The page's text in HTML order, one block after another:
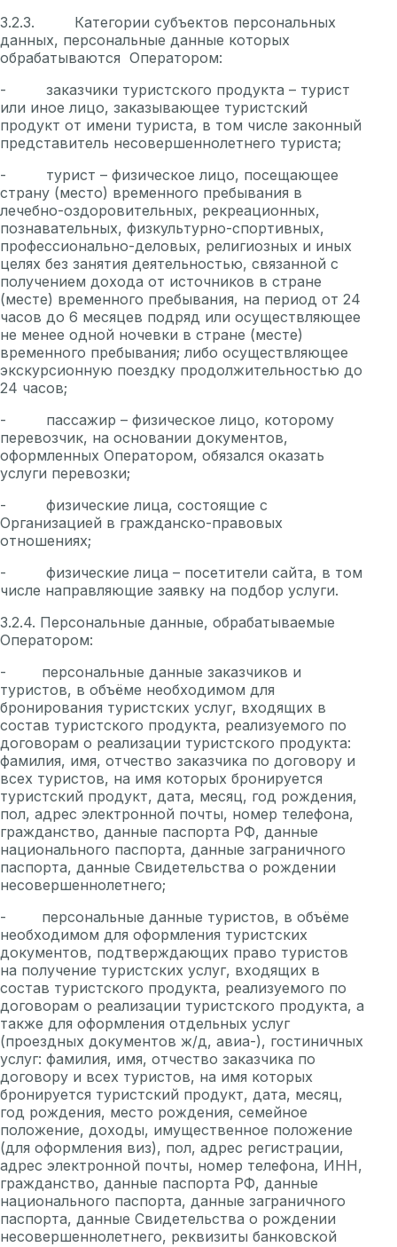
3.2.3. Категории субъектов персональных
данных, персональные данные которых
обрабатываются Оператором:
- заказчики туристского продукта – турист
или иное лицо, заказывающее туристский
продукт от имени туриста, в том числе законный
представитель несовершеннолетнего туриста;
- турист – физическое лицо, посещающее
страну (место) временного пребывания в
лечебно-оздоровительных, рекреационных,
познавательных, физкультурно-спортивных,
профессионально-деловых, религиозных и иных
целях без занятия деятельностью, связанной с
получением дохода от источников в стране
(месте) временного пребывания, на период от 24
часов до 6 месяцев подряд или осуществляющее
не менее одной ночевки в стране (месте)
временного пребывания; либо осуществляющее
экскурсионную поездку продолжительностью до
24 часов;
- пассажир – физическое лицо, которому
перевозчик, на основании документов,
оформленных Оператором, обязался оказать
услуги перевозки;
- физические лица, состоящие с
Организацией в гражданско-правовых
отношениях;
- физические лица – посетители сайта, в том
числе направляющие заявку на подбор услуги.
3.2.4. Персональные данные, обрабатываемые
Оператором:
- персональные данные заказчиков и
туристов, в объёме необходимом для
бронирования туристских услуг, входящих в
состав туристского продукта, реализуемого по
договорам о реализации туристского продукта:
фамилия, имя, отчество заказчика по договору и
всех туристов, на имя которых бронируется
туристский продукт, дата, месяц, год рождения,
пол, адрес электронной почты, номер телефона,
гражданство, данные паспорта РФ, данные
национального паспорта, данные заграничного
паспорта, данные Свидетельства о рождении
несовершеннолетнего;
- персональные данные туристов, в объёме
необходимом для оформления туристских
документов, подтверждающих право туристов
на получение туристских услуг, входящих в
состав туристского продукта, реализуемого по
договорам о реализации туристского продукта, а
также для оформления отдельных услуг
(проездных документов ж/д, авиа-), гостиничных
услуг: фамилия, имя, отчество заказчика по
договору и всех туристов, на имя которых
бронируется туристский продукт, дата, месяц,
год рождения, место рождения, семейное
положение, доходы, имущественное положение
(для оформления виз), пол, адрес регистрации,
адрес электронной почты, номер телефона, ИНН,
гражданство, данные паспорта РФ, данные
национального паспорта, данные заграничного
паспорта, данные Свидетельства о рождении
несовершеннолетнего, реквизиты банковской